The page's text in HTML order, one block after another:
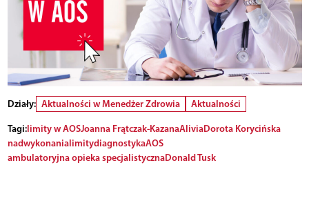
Działy: Aktualności w Menedżer Zdrowia
Aktualności
Tagi:limity w AOSJoanna Frątczak-KazanaAliviaDorota Korycińska
nadwykonanialimitydiagnostykaAOS
ambulatoryjna opieka specjalistycznaDonald Tusk